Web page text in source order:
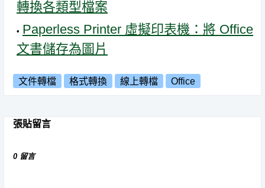
轉換各類型檔案
Paperless Printer 虛擬印表機：將 Office
文書儲存為圖片
文件轉檔 格式轉換 線上轉檔 Office
張貼留言
0 留言